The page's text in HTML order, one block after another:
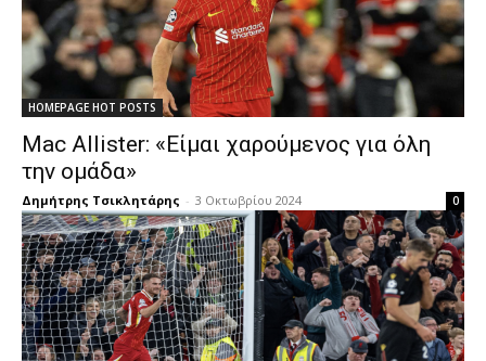
HOMEPAGE HOT POSTS
Mac Allister: «Είμαι χαρούμενος για όλη
την ομάδα»
Δημήτρης Τσικλητάρης - 3 Οκτωβρίου 2024 0